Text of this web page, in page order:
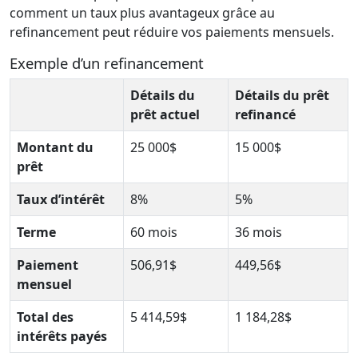
comment un taux plus avantageux grâce au
refinancement peut réduire vos paiements mensuels.
Exemple d’un refinancement
Détails du
prêt actuel
Détails du prêt
refinancé
Montant du
prêt
25 000$ 15 000$
Taux d’intérêt 8%
5%
Terme
60 mois
36 mois
Paiement
mensuel
506,91$ 449,56$
Total des
intérêts payés
5 414,59$ 1 184,28$